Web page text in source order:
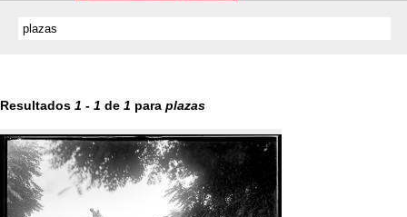
Resultados 1 - 1 de 1 para plazas